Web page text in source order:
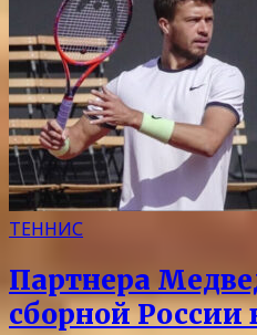
ТЕННИС
Партнера
сборной России